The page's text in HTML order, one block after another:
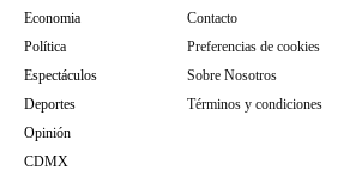
Economia
Política
Espectáculos
Deportes
Opinión
CDMX
Contacto
Preferencias de cookies
Sobre Nosotros
Términos y condiciones